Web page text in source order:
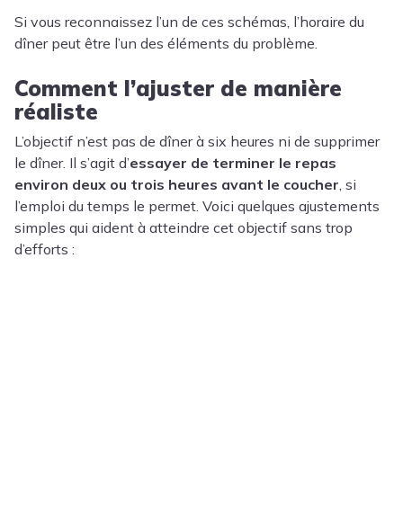
Si vous reconnaissez l’un de ces schémas, l’horaire du
dîner peut être l’un des éléments du problème.
Comment l’ajuster de manière
réaliste
L’objectif n’est pas de dîner à six heures ni de supprimer
le dîner. Il s’agit d’essayer de terminer le repas
environ deux ou trois heures avant le coucher , si
l’emploi du temps le permet. Voici quelques ajustements
simples qui aident à atteindre cet objectif sans trop
d’efforts :